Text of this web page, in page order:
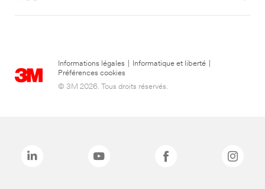
Informations légales Informatique et liberté
Préférences cookies
© 3M 2026. Tous droits réservés.